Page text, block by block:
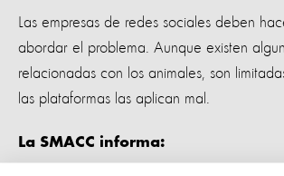
Las empresas de redes sociales deben
abordar el problema. Aunque existen
relacionadas con los animales, son
las plataformas las aplican mal.
La SMACC informa: